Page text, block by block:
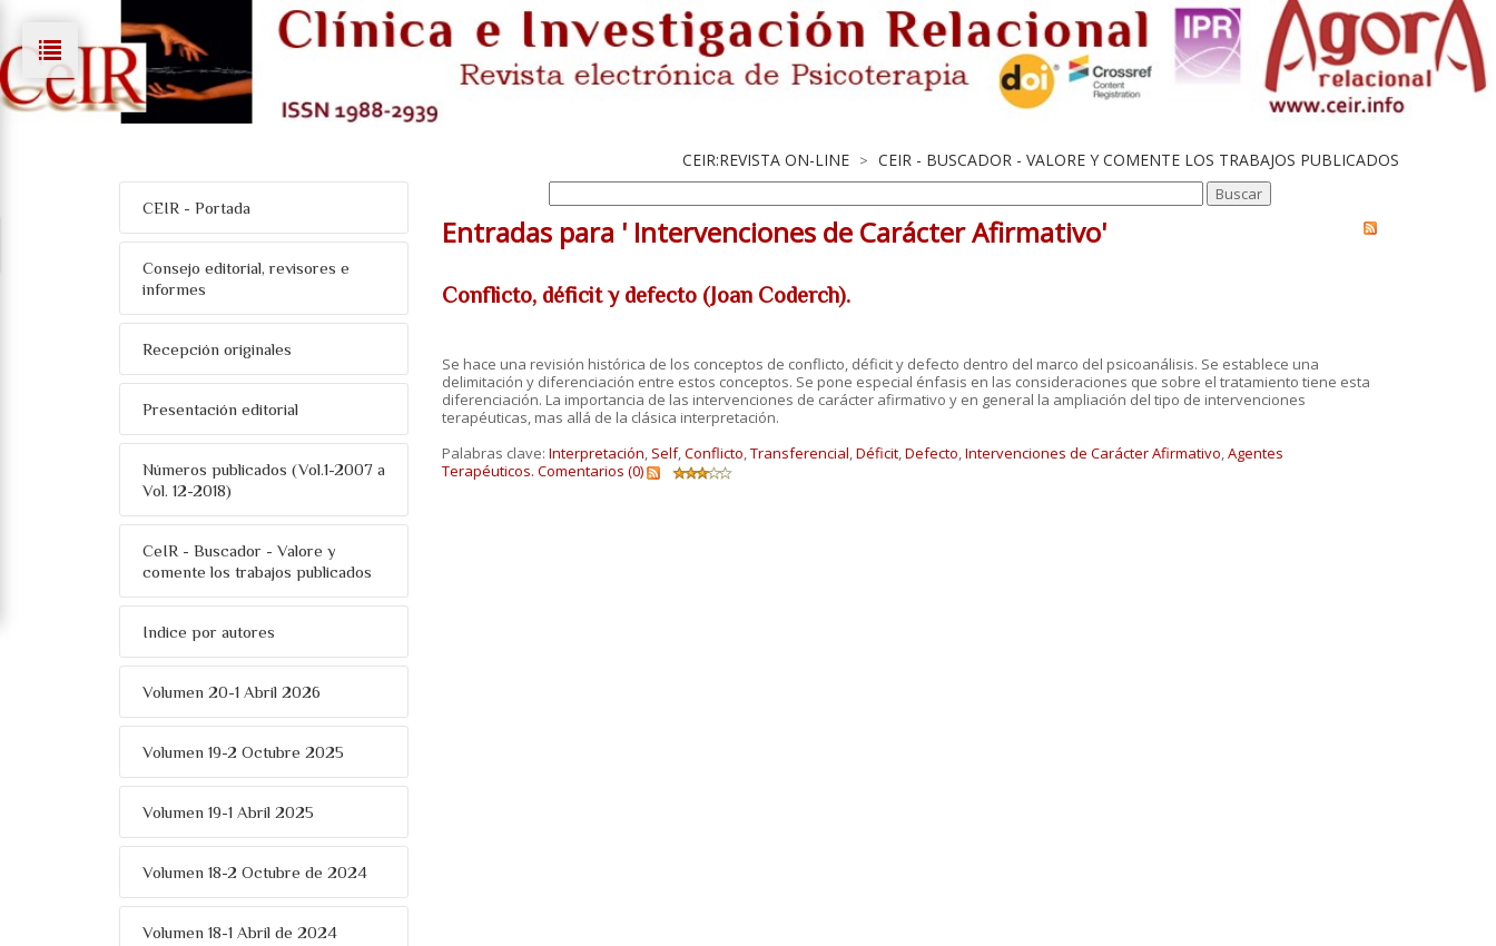
CEIR:REVISTA ON-LINE > CEIR - BUSCADOR - VALORE Y COMENTE LOS TRABAJOS PUBLICADOS
CEIR - Portada
Consejo editorial, revisores e
informes
Recepción originales
Presentación editorial
Números publicados (Vol.1-2007 a
Vol. 12-2018)
CeIR - Buscador - Valore y
comente los trabajos publicados
Indice por autores
Volumen 20-1 Abril 2026
Volumen 19-2 Octubre 2025
Volumen 19-1 Abril 2025
Volumen 18-2 Octubre de 2024
Volumen 18-1 Abril de 2024
Entradas para ' Intervenciones de Carácter Afirmativo'
Conflicto, déficit y defecto (Joan Coderch).
Se hace una revisión histórica de los conceptos de conflicto, déficit y defecto dentro del marco del psicoanálisis. Se establece una
delimitación y diferenciación entre estos conceptos. Se pone especial énfasis en las consideraciones que sobre el tratamiento tiene esta
diferenciación. La importancia de las intervenciones de carácter afirmativo y en general la ampliación del tipo de intervenciones
terapéuticas, mas allá de la clásica interpretación.
Palabras clave: Interpretación, Self,Conflicto,Transferencial,Déficit,Defecto,Intervenciones de Carácter Afirmativo,Agentes
Terapéuticos. Comentarios (0)